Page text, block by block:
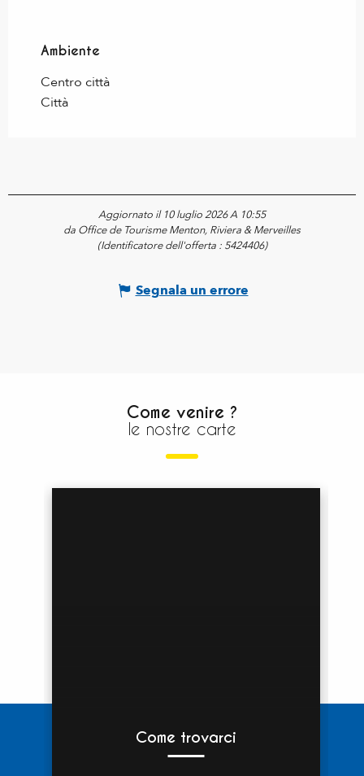
Ambiente
Ambiente
Centro città
Città
Aggiornato il 10 luglio 2026 A 10:55
da Office de Tourisme Menton, Riviera & Merveilles
(Identificatore dell'offerta : 5424406)
Segnala un errore
Come venire ?
le nostre carte
Come trovarci